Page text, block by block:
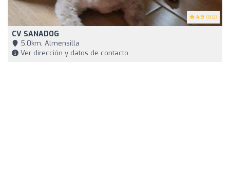
4.9 (80)
CV SANADOG
5,0km, Almensilla
Ver dirección y datos de contacto